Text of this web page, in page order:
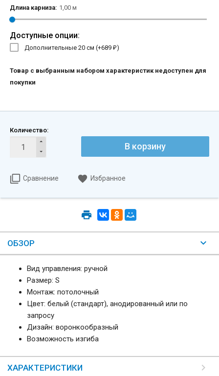
Длина карниза: 1,00 м
Доступные опции:
Дополнительные 20 см (+689 ₽)
Товар с выбранным набором характеристик недоступен для
покупки
Количество:
В корзину
Сравнение Избранное
ОБЗОР
Вид управления: ручной
Размер: S
Монтаж: потолочный
Цвет: белый (стандарт), анодированный или по
запросу
Дизайн: воронкообразный
Возможность изгиба
ХАРАКТЕРИСТИКИ